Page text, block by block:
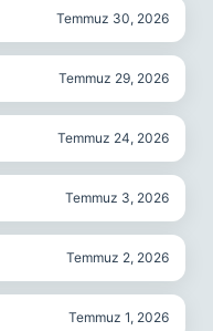
Temmuz 30, 2026
Temmuz 29, 2026
Temmuz 24, 2026
Temmuz 3, 2026
Temmuz 2, 2026
Temmuz 1, 2026